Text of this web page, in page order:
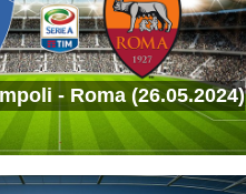
- Roma (26.05.2024)